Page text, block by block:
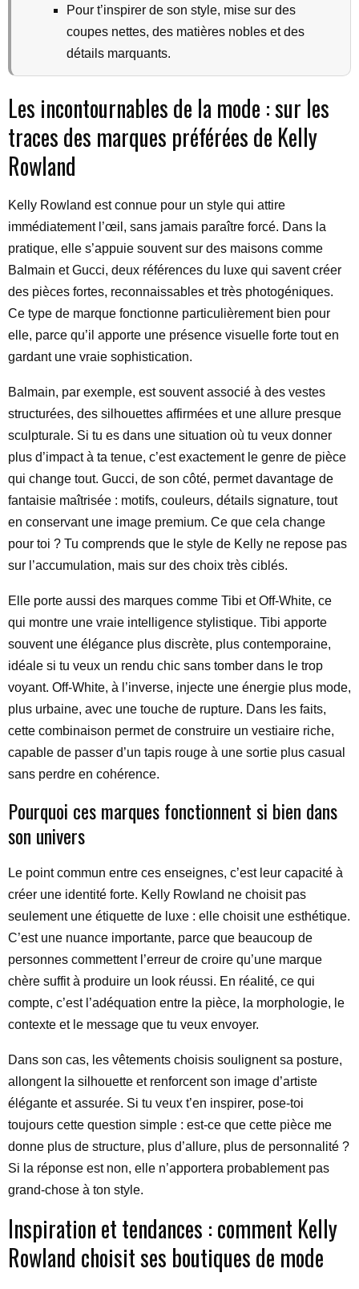
Pour t’inspirer de son style, mise sur des
coupes nettes, des matières nobles et des
détails marquants.
Les incontournables de la mode : sur les
traces des marques préférées de Kelly
Rowland
Kelly Rowland est connue pour un style qui attire
immédiatement l’œil, sans jamais paraître forcé. Dans la
pratique, elle s’appuie souvent sur des maisons comme
Balmain et Gucci, deux références du luxe qui savent créer
des pièces fortes, reconnaissables et très photogéniques.
Ce type de marque fonctionne particulièrement bien pour
elle, parce qu’il apporte une présence visuelle forte tout en
gardant une vraie sophistication.
Balmain, par exemple, est souvent associé à des vestes
structurées, des silhouettes affirmées et une allure presque
sculpturale. Si tu es dans une situation où tu veux donner
plus d’impact à ta tenue, c’est exactement le genre de pièce
qui change tout. Gucci, de son côté, permet davantage de
fantaisie maîtrisée : motifs, couleurs, détails signature, tout
en conservant une image premium. Ce que cela change
pour toi ? Tu comprends que le style de Kelly ne repose pas
sur l’accumulation, mais sur des choix très ciblés.
Elle porte aussi des marques comme Tibi et Off-White, ce
qui montre une vraie intelligence stylistique. Tibi apporte
souvent une élégance plus discrète, plus contemporaine,
idéale si tu veux un rendu chic sans tomber dans le trop
voyant. Off-White, à l’inverse, injecte une énergie plus mode,
plus urbaine, avec une touche de rupture. Dans les faits,
cette combinaison permet de construire un vestiaire riche,
capable de passer d’un tapis rouge à une sortie plus casual
sans perdre en cohérence.
Pourquoi ces marques fonctionnent si bien dans
son univers
Le point commun entre ces enseignes, c’est leur capacité à
créer une identité forte. Kelly Rowland ne choisit pas
seulement une étiquette de luxe : elle choisit une esthétique.
C’est une nuance importante, parce que beaucoup de
personnes commettent l’erreur de croire qu’une marque
chère suffit à produire un look réussi. En réalité, ce qui
compte, c’est l’adéquation entre la pièce, la morphologie, le
contexte et le message que tu veux envoyer.
Dans son cas, les vêtements choisis soulignent sa posture,
allongent la silhouette et renforcent son image d’artiste
élégante et assurée. Si tu veux t’en inspirer, pose-toi
toujours cette question simple : est-ce que cette pièce me
donne plus de structure, plus d’allure, plus de personnalité ?
Si la réponse est non, elle n’apportera probablement pas
grand-chose à ton style.
Inspiration et tendances : comment Kelly
Rowland choisit ses boutiques de mode